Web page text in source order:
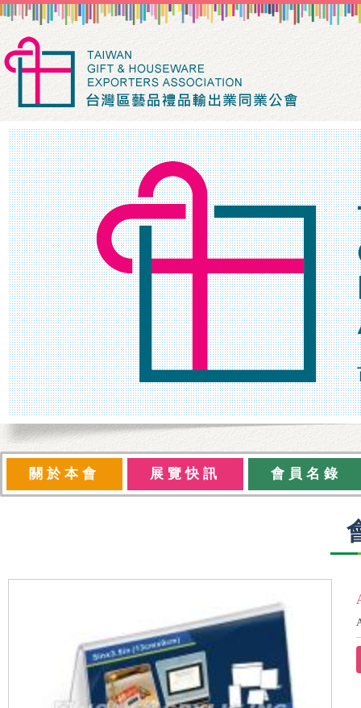
關於本會 展覽快訊 會員名錄